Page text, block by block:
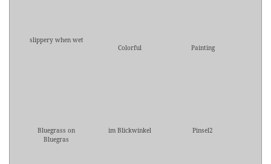
slippery when wet
Colorful
Painting
Bluegrass on
Bluegras
im Blickwinkel Pinsel2